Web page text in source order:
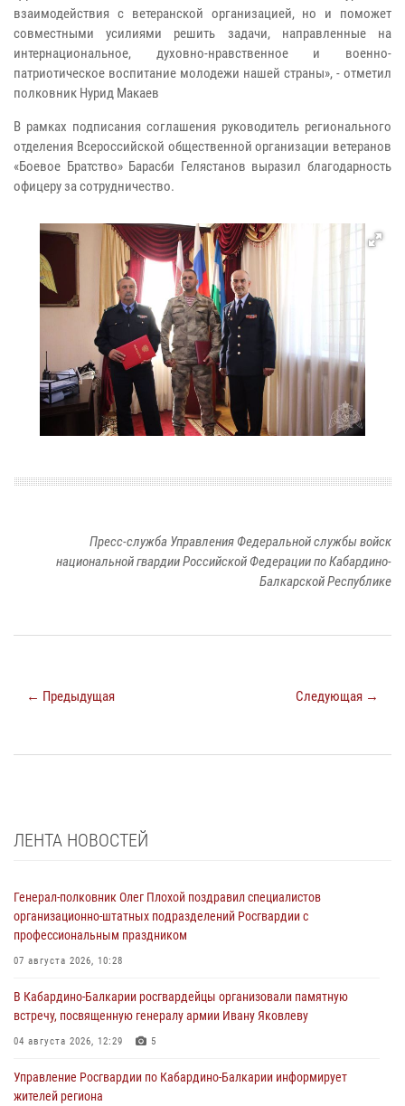
взаимодействия с ветеранской организацией, но и поможет
совместными усилиями решить задачи, направленные на
интернациональное, духовно-нравственное и военно-
патриотическое воспитание молодежи нашей страны», - отметил
полковник Нурид Макаев
В рамках подписания соглашения руководитель регионального
отделения Всероссийской общественной организации ветеранов
«Боевое Братство» Барасби Гелястанов выразил благодарность
офицеру за сотрудничество.
Пресс-служба Управления Федеральной службы войск
национальной гвардии Российской Федерации по Кабардино-
Балкарской Республике
← Предыдущая Следующая →
ЛЕНТА НОВОСТЕЙ
Генерал-полковник Олег Плохой поздравил специалистов
организационно-штатных подразделений Росгвардии с
профессиональным праздником
07 августа 2026, 10:28
В Кабардино-Балкарии росгвардейцы организовали памятную
встречу, посвященную генералу армии Ивану Яковлеву
04 августа 2026, 12:29 5
Управление Росгвардии по Кабардино-Балкарии информирует
жителей региона